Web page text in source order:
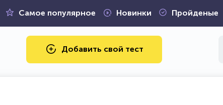
Самое популярное Новинки Пройденые
Добавить свой тест